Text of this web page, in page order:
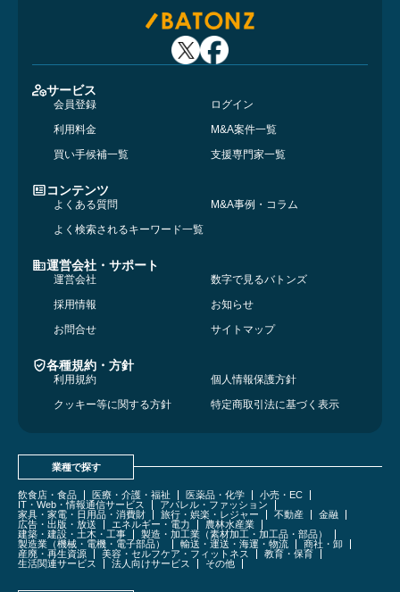
サービス
会員登録
ログイン
利用料金
M&A案件一覧
買い手候補一覧
支援専門家一覧
コンテンツ
よくある質問
M&A事例・コラム
よく検索されるキーワード一覧
運営会社・サポート
運営会社
数字で見るバトンズ
採用情報
お知らせ
お問合せ
サイトマップ
各種規約・方針
利用規約
個人情報保護方針
クッキー等に関する方針
特定商取引法に基づく表示
業種で探す
飲食店・食品 医療・介護・福祉 医薬品・化学
小売・EC
IT・Web・情報通信サービス
アパレル・ファッション
家具・家電・日用品・消費財
旅行・娯楽・レジャー 不動産
金融
広告・出版・放送
エネルギー・電力
農林水産業
建築・建設・土木・工事
製造・加工業（素材加工・加工品・部品）
製造業（機械・電機・電子部品）
輸送・運送・海運・物流
商社・卸
産廃・再生資源
美容・セルフケア・フィットネス
教育・保育
生活関連サービス
法人向けサービス その他